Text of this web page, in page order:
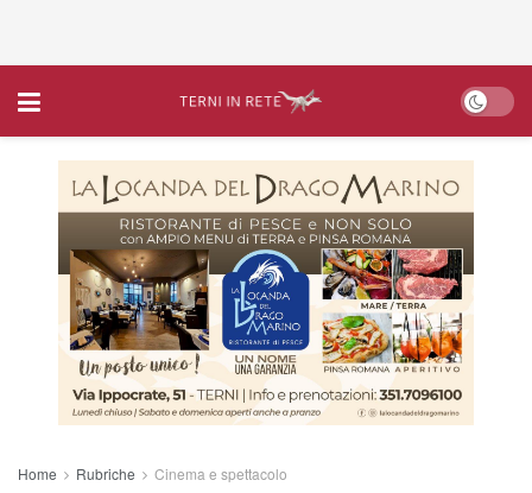
Home Rubriche Cinema e spettacolo